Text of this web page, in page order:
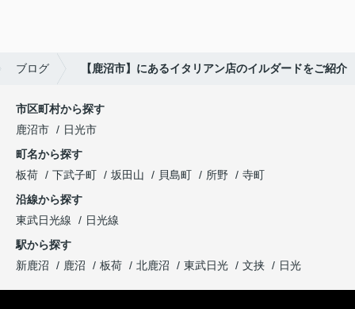
ブログ 【鹿沼市】にあるイタリアン店のイルダードをご紹介
市区町村から探す
鹿沼市
日光市
町名から探す
板荷
下武子町 坂田山 貝島町 所野
寺町
沿線から探す
東武日光線
日光線
駅から探す
新鹿沼
鹿沼 板荷 北鹿沼 東武日光 文挟 日光